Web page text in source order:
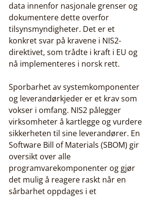
data innenfor nasjonale grenser og
dokumentere dette overfor
tilsynsmyndigheter. Det er et
konkret svar på kravene i NIS2-
direktivet, som trådte i kraft i EU og
nå implementeres i norsk rett.
Sporbarhet av systemkomponenter
og leverandørkjeder er et krav som
vokser i omfang. NIS2 pålegger
virksomheter å kartlegge og vurdere
sikkerheten til sine leverandører. En
Software Bill of Materials (SBOM) gir
oversikt over alle
programvarekomponenter og gjør
det mulig å reagere raskt når en
sårbarhet oppdages i et